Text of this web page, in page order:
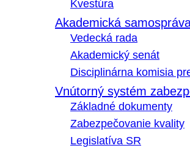
Kvestúra
Akademická
Vedecká rada
Akademický senát
Disciplinárna komisia
Vnútorný systém
Základné dokumenty
Zabezpečovanie kvality
Legislatíva SR